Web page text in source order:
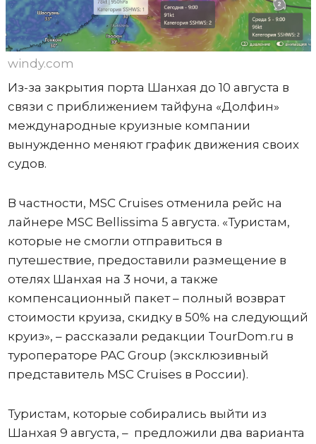
windy.com
Из-за закрытия порта Шанхая до 10 августа в
связи с приближением тайфуна «Долфин»
международные круизные компании
вынужденно меняют график движения своих
судов.
В частности, MSC Cruises отменила рейс на
лайнере MSC Bellissima 5 августа. «Туристам,
которые не смогли отправиться в
путешествие, предоставили размещение в
отелях Шанхая на 3 ночи, а также
компенсационный пакет – полный возврат
стоимости круиза, скидку в 50% на следующий
круиз», – рассказали редакции TourDom.ru в
туроператоре PAC Group (эксклюзивный
представитель MSC Cruises в России).
Туристам, которые собирались выйти из
Шанхая 9 августа, – предложили два варианта